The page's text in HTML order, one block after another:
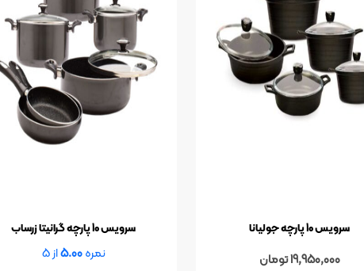
سرویس 10 پارچه جولیانا
19,950,000تومان
سرویس 10 پارچه گرانیتا زرساب
نمره5.00از 5